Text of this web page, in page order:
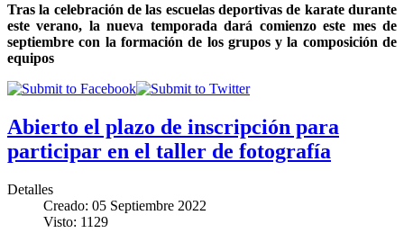
Tras la celebración de las escuelas deportivas de karate durante
este verano, la nueva temporada dará comienzo este mes de
septiembre con la formación de los grupos y la composición de
equipos
Abierto el plazo de inscripción para
participar en el taller de fotografía
Detalles
Creado: 05 Septiembre 2022
Visto: 1129